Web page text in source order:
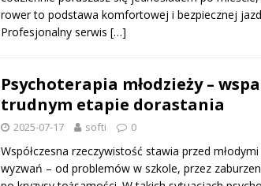
rower to podstawa komfortowej i bezpiecznej
Profesjonalny serwis […]
Psychoterapia młodzieży –
trudnym etapie dorastania
2025-07-17 softi 0
Współczesna rzeczywistość stawia przed
wyzwań – od problemów w szkole, przez